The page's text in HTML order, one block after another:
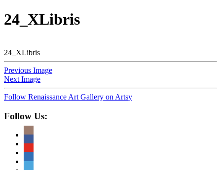
24_XLibris
24_XLibris
Previous Image
Next Image
Follow Renaissance Art Gallery on Artsy
Follow Us: